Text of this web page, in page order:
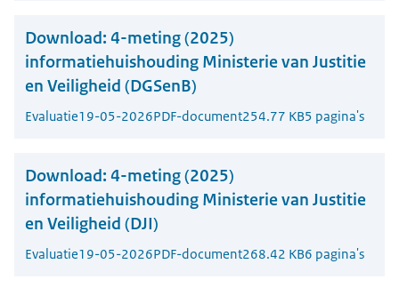
Download: 4-meting (2025)
informatiehuishouding Ministerie van Justitie
en Veiligheid (DGSenB)
Evaluatie19-05-2026PDF-document254.77 KB5 pagina's
Download: 4-meting (2025)
informatiehuishouding Ministerie van Justitie
en Veiligheid (DJI)
Evaluatie19-05-2026PDF-document268.42 KB6 pagina's